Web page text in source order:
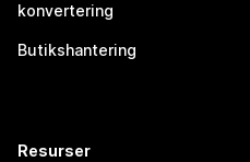
konvertering
Butikshantering
Resurser